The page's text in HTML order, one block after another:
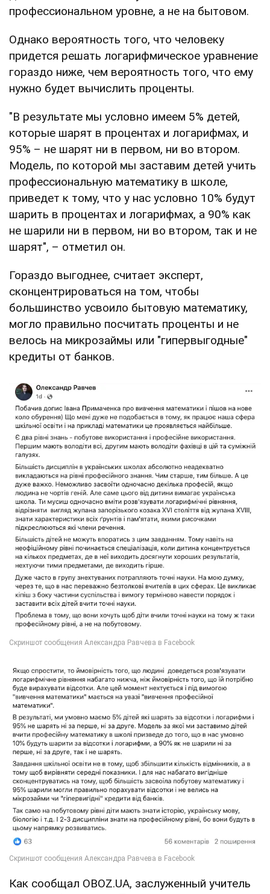
профессиональном уровне, а не на бытовом.
Однако вероятность того, что человеку
придется решать логарифмическое уравнение
гораздо ниже, чем вероятность того, что ему
нужно будет вычислить проценты.
"В результате мы условно имеем 5% детей,
которые шарят в процентах и логарифмах, и
95% – не шарят ни в первом, ни во втором.
Модель, по которой мы заставим детей учить
профессиональную математику в школе,
приведет к тому, что у нас условно 10% будут
шарить в процентах и логарифмах, а 90% как
не шарили ни в первом, ни во втором, так и не
шарят", – отметил он.
Гораздо выгоднее, считает эксперт,
сконцентрироваться на том, чтобы
большинство усвоило бытовую математику,
могло правильно посчитать проценты и не
велось на микрозаймы или "гипервыгодные"
кредиты от банков.
Как сообщал OBOZ.UA, заслуженный учитель